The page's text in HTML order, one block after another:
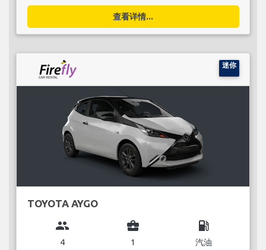
查看详情...
迷你
TOYOTA AYGO
group
4
business_center
1
local_gas_station
汽油